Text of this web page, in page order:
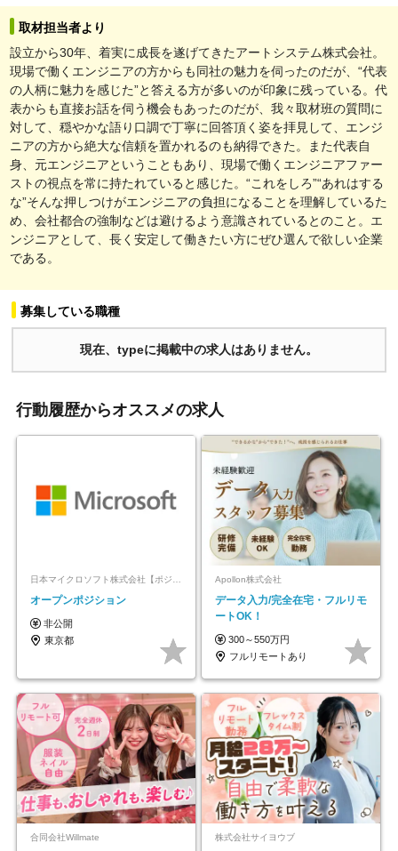
取材担当者より
設立から30年、着実に成長を遂げてきたアートシステム株式会社。
現場で働くエンジニアの方からも同社の魅力を伺ったのだが、“代表
の人柄に魅力を感じた”と答える方が多いのが印象に残っている。代
表からも直接お話を伺う機会もあったのだが、我々取材班の質問に
対して、穏やかな語り口調で丁寧に回答頂く姿を拝見して、エンジ
ニアの方から絶大な信頼を置かれるのも納得できた。また代表自
身、元エンジニアということもあり、現場で働くエンジニアファー
ストの視点を常に持たれていると感じた。“これをしろ”“あれはする
な”そんな押しつけがエンジニアの負担になることを理解しているた
め、会社都合の強制などは避けるよう意識されているとのこと。エ
ンジニアとして、長く安定して働きたい方にぜひ選んで欲しい企業
である。
募集している職種
現在、typeに掲載中の求人はありません。
行動履歴からオススメの求人
オープンポジション
非公開
東京都
Apollon株式会社
データ入力/完全在宅・フルリモ
ートOK！
300～550万円
フルリモートあり
合同会社Willmate 株式会社サイヨウブ